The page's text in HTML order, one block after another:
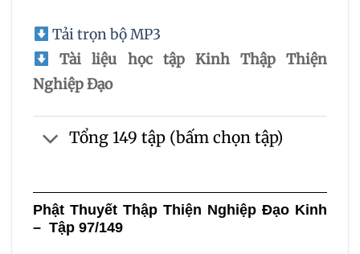
Tải trọn bộ MP3
Tài liệu học tập Kinh Thập Thiện
Nghiệp Đạo
Tổng 149 tập (bấm chọn tập)
Phật Thuyết Thập Thiện Nghiệp Đạo Kinh
– Tập 97/149